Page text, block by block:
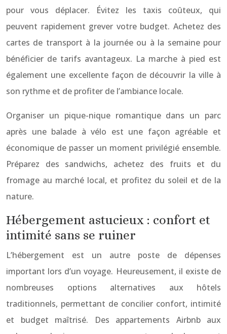
pour vous déplacer. Évitez les taxis coûteux, qui
peuvent rapidement grever votre budget. Achetez des
cartes de transport à la journée ou à la semaine pour
bénéficier de tarifs avantageux. La marche à pied est
également une excellente façon de découvrir la ville à
son rythme et de profiter de l’ambiance locale.
Organiser un pique-nique romantique dans un parc
après une balade à vélo est une façon agréable et
économique de passer un moment privilégié ensemble.
Préparez des sandwichs, achetez des fruits et du
fromage au marché local, et profitez du soleil et de la
nature.
Hébergement astucieux : confort et
intimité sans se ruiner
L’hébergement est un autre poste de dépenses
important lors d’un voyage. Heureusement, il existe de
nombreuses options alternatives aux hôtels
traditionnels, permettant de concilier confort, intimité
et budget maîtrisé. Des appartements Airbnb aux